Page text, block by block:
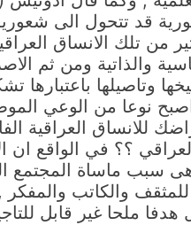
قد تتحول الى
من تلك الانساق
والذاتية ومن ثم
وتاصيلها باعتبارها
نوعا من الوعي
للانساق العراقية
العراقي ؟؟ في
هى سبب ماساة
والكاتب والمفكر ,
ملحا غير قابل